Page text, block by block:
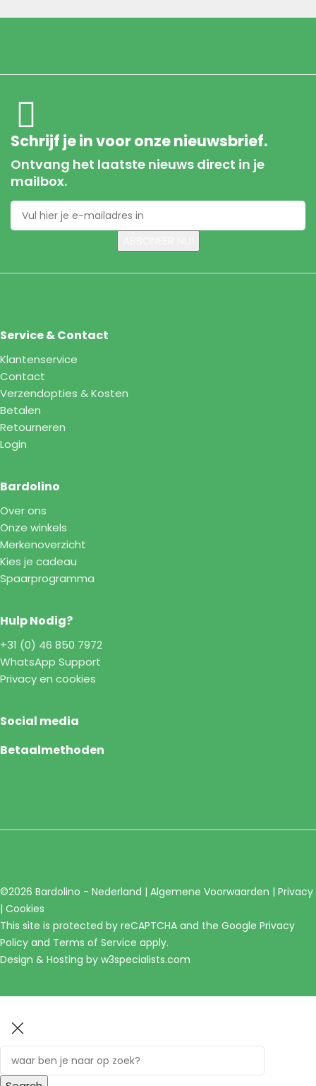
Schrijf je in voor onze nieuwsbrief.
Ontvang het laatste nieuws direct in je
mailbox.
Service & Contact
Klantenservice
Contact
Verzendopties & Kosten
Betalen
Retourneren
Login
Bardolino
Over ons
Onze winkels
Merkenoverzicht
Kies je cadeau
Spaarprogramma
Hulp Nodig?
+31 (0) 46 850 7972
WhatsApp Support
Privacy en cookies
Social media
Betaalmethoden
©2026 Bardolino - Nederland | Algemene Voorwaarden | Privacy
| Cookies
This site is protected by reCAPTCHA and the Google Privacy
Policy and Terms of Service apply.
Design & Hosting by w3specialists.com